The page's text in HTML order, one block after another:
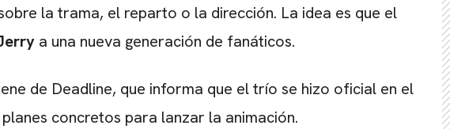
la trama, el reparto o la dirección. La idea es que el
a una nueva generación de fanáticos.
de Deadline, que informa que el trío se hizo oficial en el
concretos para lanzar la animación.